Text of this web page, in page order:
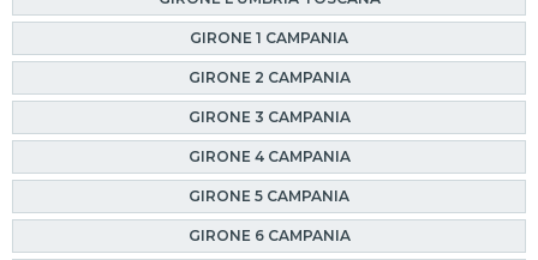
GIRONE 1 CAMPANIA
GIRONE 2 CAMPANIA
GIRONE 3 CAMPANIA
GIRONE 4 CAMPANIA
GIRONE 5 CAMPANIA
GIRONE 6 CAMPANIA